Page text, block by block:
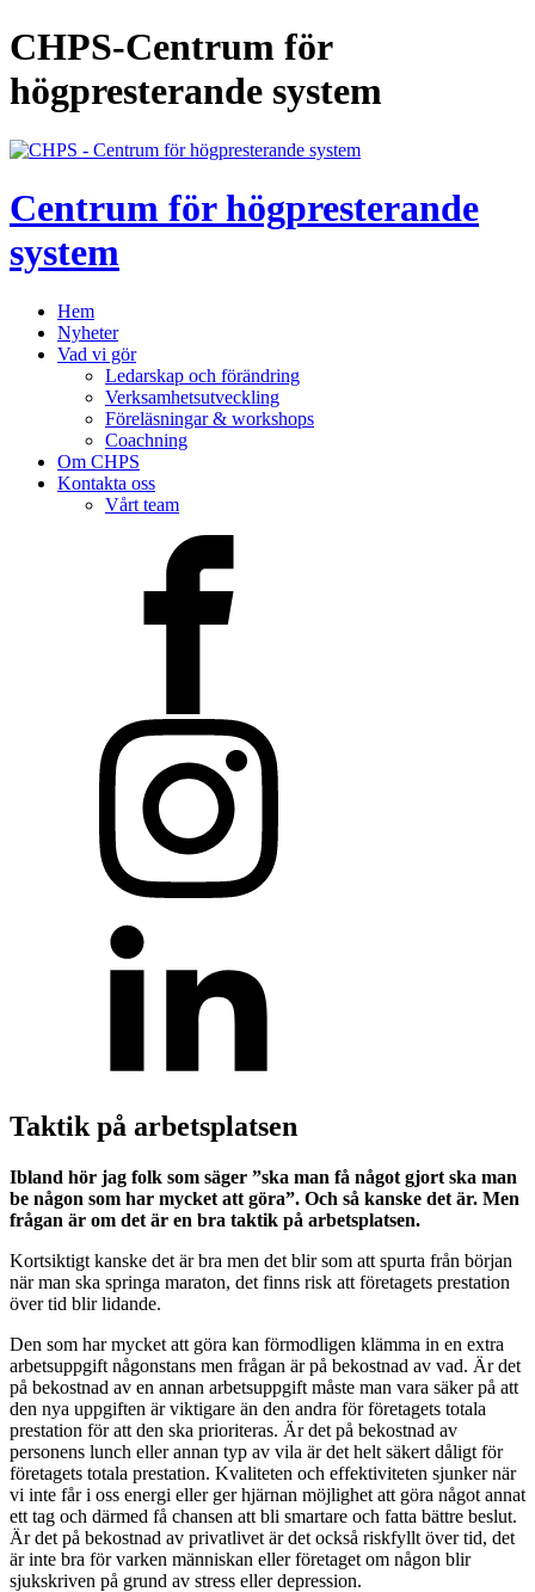
CHPS-Centrum för
högpresterande system
Centrum för högpresterande
system
Hem
Nyheter
Vad vi gör
Ledarskap och förändring
Verksamhetsutveckling
Föreläsningar & workshops
Coachning
Om CHPS
Kontakta oss
Vårt team
Taktik på arbetsplatsen
Ibland hör jag folk som säger ”ska man få något gjort ska man
be någon som har mycket att göra”. Och så kanske det är. Men
frågan är om det är en bra taktik på arbetsplatsen.
Kortsiktigt kanske det är bra men det blir som att spurta från början
när man ska springa maraton, det finns risk att företagets prestation
över tid blir lidande.
Den som har mycket att göra kan förmodligen klämma in en extra
arbetsuppgift någonstans men frågan är på bekostnad av vad. Är det
på bekostnad av en annan arbetsuppgift måste man vara säker på att
den nya uppgiften är viktigare än den andra för företagets totala
prestation för att den ska prioriteras. Är det på bekostnad av
personens lunch eller annan typ av vila är det helt säkert dåligt för
företagets totala prestation. Kvaliteten och effektiviteten sjunker när
vi inte får i oss energi eller ger hjärnan möjlighet att göra något annat
ett tag och därmed få chansen att bli smartare och fatta bättre beslut.
Är det på bekostnad av privatlivet är det också riskfyllt över tid, det
är inte bra för varken människan eller företaget om någon blir
sjukskriven på grund av stress eller depression.